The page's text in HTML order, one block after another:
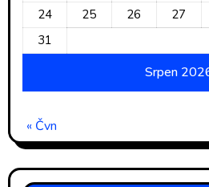
Srpen
24
25 26 27
31
« Čvn